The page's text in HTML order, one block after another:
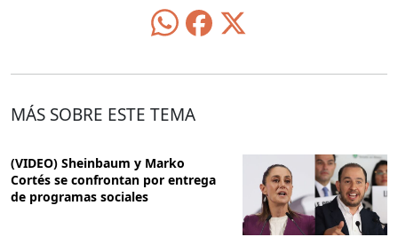
MÁS SOBRE ESTE TEMA
(VIDEO) Sheinbaum y Marko
Cortés se confrontan por entrega
de programas sociales